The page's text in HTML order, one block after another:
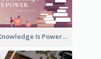
Knowledge Is Power Quote Twitter Post